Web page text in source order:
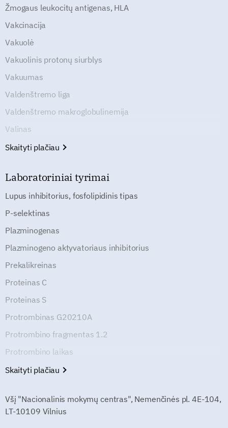
Žmogaus leukocitų antigenas, HLA
Vakcinacija
Vakuolė
Vakuolinis protonų siurblys
Vakuumas
Valdenštremo liga
Valdenštremo makroglobulinemija
Valinas
Skaityti plačiau
Laboratoriniai tyrimai
Lupus inhibitorius, fosfolipidinis tipas
P-selektinas
Plazminogenas
Plazminogeno aktyvatoriaus inhibitorius
Prekalikreinas
Proteinas C
Proteinas S
Protrombinas G20210A
Protrombino fragmentas 1.2
Protrombino laikas
Skaityti plačiau
Všį "Nacionalinis mokymų centras", Nemenčinės pl. 4E-104,
LT-10109 Vilnius